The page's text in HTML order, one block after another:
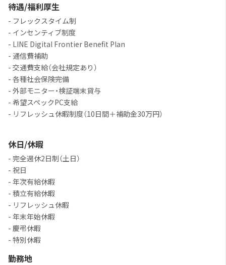
待遇/福利厚生
- フレックスタイム制
- インセンティブ制度
- LINE Digital Frontier Benefit Plan
- 通信費補助
- 交通費支給（会社規定あり）
- 各種社会保険完備
- 外部モニター・検証端末貸与
- 希望スペックPC支給
- リフレッシュ休暇制度（10日間＋補助金30万円）
休日/休暇
- 完全週休2日制（土日）
- 祝日
- 年次有給休暇
- 積立有給休暇
- リフレッシュ休暇
- 年末年始休暇
- 慶弔休暇
- 特別休暇
勤務地